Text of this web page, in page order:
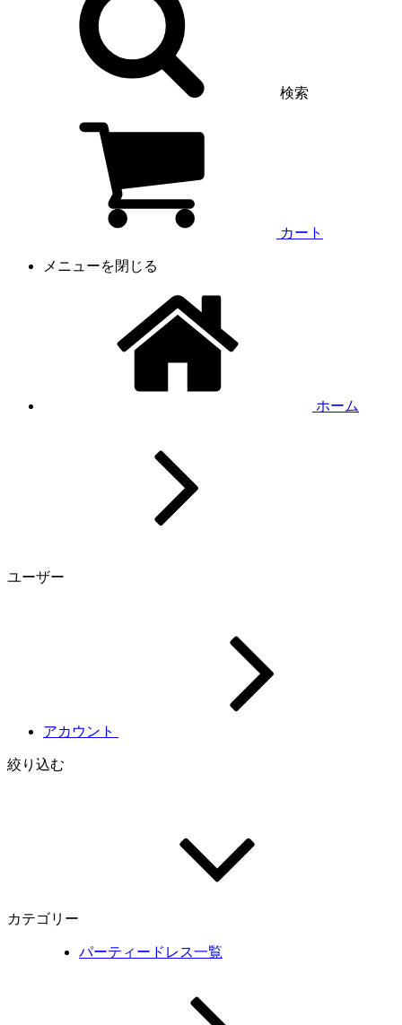
検索
カート
メニューを閉じる
ホーム
ユーザー
アカウント
絞り込む
カテゴリー
パーティードレス一覧